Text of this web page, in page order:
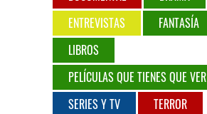
ENTREVISTAS
FANTASÍA
LIBROS
PELÍCULAS QUE TIENES QUE VER
SERIES Y TV
TERROR